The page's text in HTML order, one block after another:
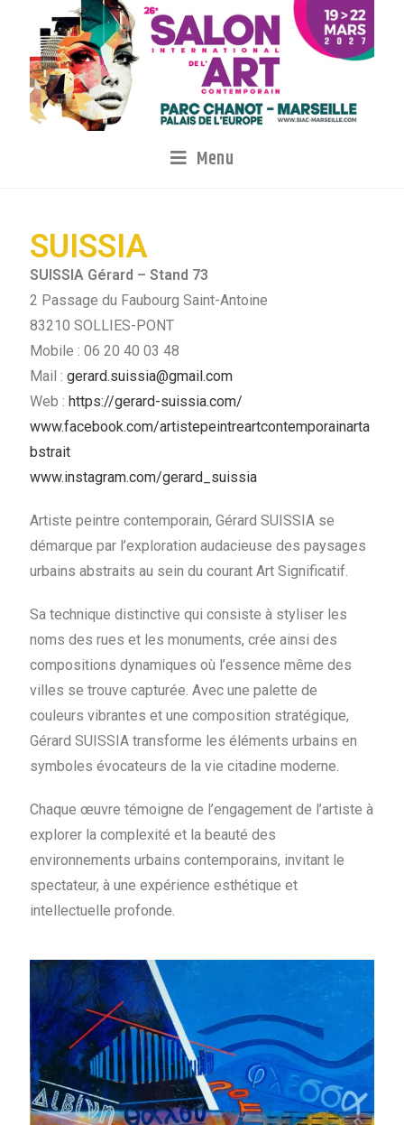
Menu
SUISSIA
SUISSIA Gérard – Stand 73
2 Passage du Faubourg Saint-Antoine
83210 SOLLIES-PONT
Mobile : 06 20 40 03 48
Mail :gerard.suissia@gmail.com
Web :https://gerard-suissia.com/
www.facebook.com/artistepeintreartcontemporainarta
bstrait
www.instagram.com/gerard_suissia
Artiste peintre contemporain, Gérard SUISSIA se
démarque par l’exploration audacieuse des paysages
urbains abstraits au sein du courant Art Significatif.
Sa technique distinctive qui consiste à styliser les
noms des rues et les monuments, crée ainsi des
compositions dynamiques où l’essence même des
villes se trouve capturée. Avec une palette de
couleurs vibrantes et une composition stratégique,
Gérard SUISSIA transforme les éléments urbains en
symboles évocateurs de la vie citadine moderne.
Chaque œuvre témoigne de l’engagement de l’artiste à
explorer la complexité et la beauté des
environnements urbains contemporains, invitant le
spectateur, à une expérience esthétique et
intellectuelle profonde.